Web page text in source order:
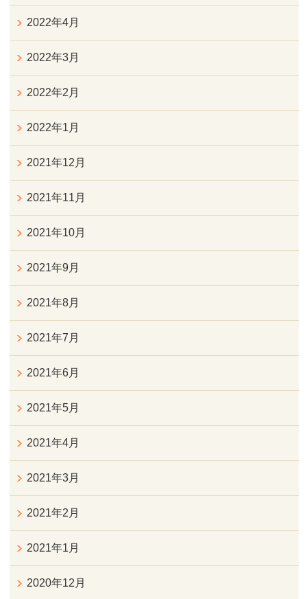
2022年4月
2022年3月
2022年2月
2022年1月
2021年12月
2021年11月
2021年10月
2021年9月
2021年8月
2021年7月
2021年6月
2021年5月
2021年4月
2021年3月
2021年2月
2021年1月
2020年12月